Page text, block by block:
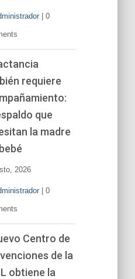
| 0
requiere
que
la madre
2026
| 0
Centro de
de la
obtiene la